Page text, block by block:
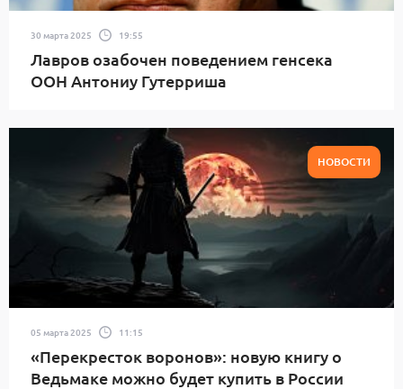
30 марта 2025 19:55
Лавров озабочен поведением генсека
ООН Антониу Гутерриша
НОВОСТИ
05 марта 2025 11:15
«Перекресток воронов»: новую книгу о
Ведьмаке можно будет купить в России